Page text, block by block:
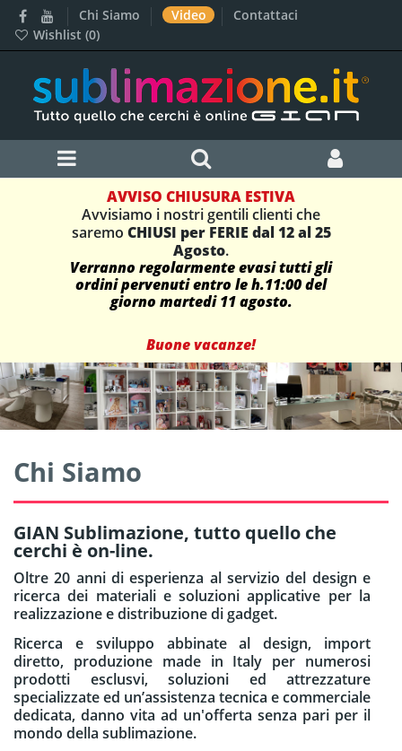
Chi Siamo Video
Contattaci
Wishlist (0)
AVVISO CHIUSURA ESTIVA
Avvisiamo i nostri gentili clienti che
saremo CHIUSI per FERIE dal 12 al 25
Agosto.
Verranno regolarmente evasi tutti gli
ordini pervenuti entro le h.11:00 del
giorno martedi 11 agosto.
Buone vacanze!
Chi Siamo
GIAN Sublimazione, tutto quello che
cerchi è on-line.
Oltre 20 anni di esperienza al servizio del design e
ricerca dei materiali e soluzioni applicative per la
realizzazione e distribuzione di gadget.
Ricerca e sviluppo abbinate al design, import
diretto, produzione made in Italy per numerosi
prodotti esclusvi, soluzioni ed attrezzature
specializzate ed un’assistenza tecnica e commerciale
dedicata, danno vita ad un'offerta senza pari per il
mondo della sublimazione.